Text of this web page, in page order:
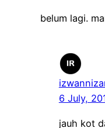
belum lagi.
6 July,
jauh kot